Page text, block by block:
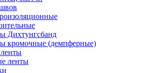
Дихтунгсбанд
кромочные (демпферные)
ленты